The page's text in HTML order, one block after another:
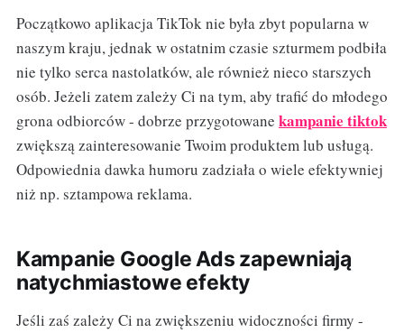
Początkowo aplikacja TikTok nie była zbyt popularna w
naszym kraju, jednak w ostatnim czasie szturmem podbiła
nie tylko serca nastolatków, ale również nieco starszych
osób. Jeżeli zatem zależy Ci na tym, aby trafić do młodego
grona odbiorców - dobrze przygotowane kampanie tiktok
zwiększą zainteresowanie Twoim produktem lub usługą.
Odpowiednia dawka humoru zadziała o wiele efektywniej
niż np. sztampowa reklama.
Kampanie Google Ads zapewniają
natychmiastowe efekty
Jeśli zaś zależy Ci na zwiększeniu widoczności firmy -